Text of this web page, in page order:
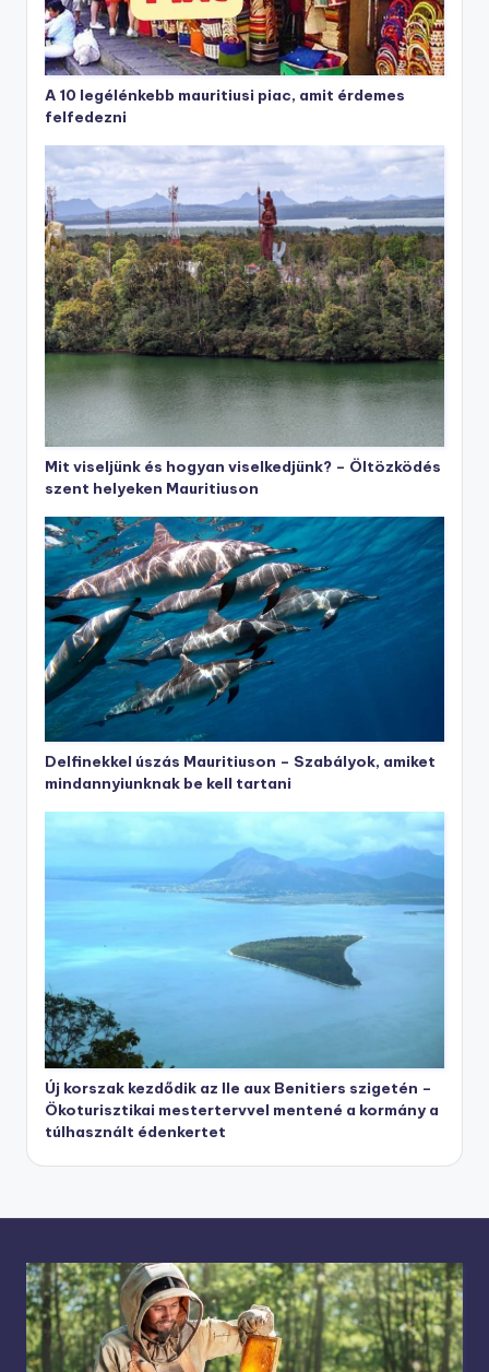
A 10 legélénkebb mauritiusi piac, amit érdemes
felfedezni
Mit viseljünk és hogyan viselkedjünk? – Öltözködés
szent helyeken Mauritiuson
Delfinekkel úszás Mauritiuson – Szabályok, amiket
mindannyiunknak be kell tartani
Új korszak kezdődik az Ile aux Benitiers szigetén –
Ökoturisztikai mestertervvel mentené a kormány a
túlhasznált édenkertet